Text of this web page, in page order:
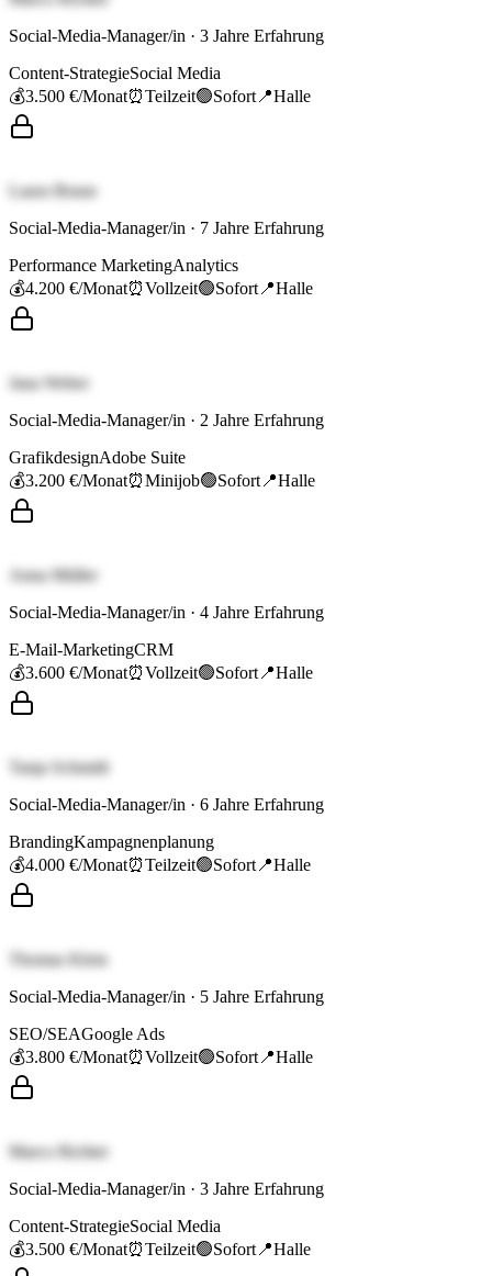
Social-Media-Manager/in · 3 Jahre Erfahrung
Content-StrategieSocial Media
💰3.500 €/Monat⏰Teilzeit🟢Sofort 📍Halle
Laura Braun
Social-Media-Manager/in · 7 Jahre Erfahrung
Performance MarketingAnalytics
💰4.200 €/Monat⏰Vollzeit🟢Sofort 📍Halle
Jana Weber
Social-Media-Manager/in · 2 Jahre Erfahrung
GrafikdesignAdobe Suite
💰3.200 €/Monat⏰Minijob🟢Sofort 📍Halle
Anna Müller
Social-Media-Manager/in · 4 Jahre Erfahrung
E-Mail-MarketingCRM
💰3.600 €/Monat⏰Vollzeit🟢Sofort 📍Halle
Tanja Schmidt
Social-Media-Manager/in · 6 Jahre Erfahrung
BrandingKampagnenplanung
💰4.000 €/Monat⏰Teilzeit🟢Sofort 📍Halle
Thomas Klein
Social-Media-Manager/in · 5 Jahre Erfahrung
SEO/SEAGoogle Ads
💰3.800 €/Monat⏰Vollzeit🟢Sofort 📍Halle
Marco Richter
Social-Media-Manager/in · 3 Jahre Erfahrung
Content-StrategieSocial Media
💰3.500 €/Monat⏰Teilzeit🟢Sofort 📍Halle